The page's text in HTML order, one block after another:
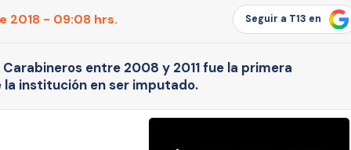
2018 - 09:08 hrs. Seguir a T13 en
entre 2008 y 2011 fue la primera
institución en ser imputado.